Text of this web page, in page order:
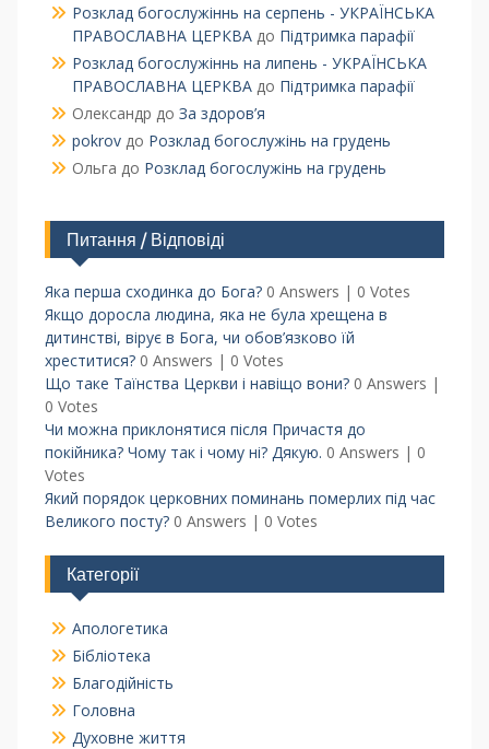
Розклад богослужіннь на серпень - УКРАЇНСЬКА
ПРАВОСЛАВНА ЦЕРКВАдо Підтримка парафії
Розклад богослужіннь на липень - УКРАЇНСЬКА
ПРАВОСЛАВНА ЦЕРКВАдо Підтримка парафії
Олександр до За здоров’я
pokrovдо Розклад богослужінь на грудень
Ольга до Розклад богослужінь на грудень
Питання / Відповіді
Яка перша сходинка до Бога? 0 Answers | 0 Votes
Якщо доросла людина, яка не була хрещена в
дитинстві, вірує в Бога, чи обов’язково їй
хреститися? 0 Answers | 0 Votes
Що таке Таїнства Церкви і навіщо вони? 0 Answers |
0 Votes
Чи можна приклонятися після Причастя до
покійника? Чому так і чому ні? Дякую. 0 Answers | 0
Votes
Який порядок церковних поминань померлих під час
Великого посту? 0 Answers | 0 Votes
Категорії
Апологетика
Бібліотека
Благодійність
Головна
Духовне життя